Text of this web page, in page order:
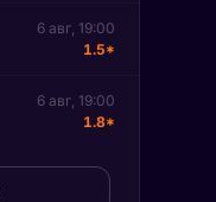
6 авг, 19:00
1.5*
6 авг, 19:00
1.8*